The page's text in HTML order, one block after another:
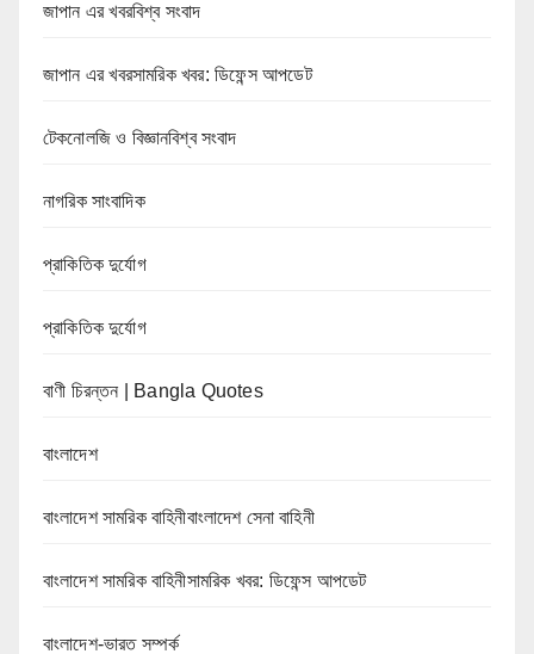
জাপান এর খবরবিশ্ব সংবাদ
জাপান এর খবরসামরিক খবর: ডিফেন্স আপডেট
টেকনোলজি ও বিজ্ঞানবিশ্ব সংবাদ
নাগরিক সাংবাদিক
প্রাকিতিক দুর্যোগ
প্রাকিতিক দুর্যোগ
বাণী চিরন্তন | Bangla Quotes
বাংলাদেশ
বাংলাদেশ সামরিক বাহিনীবাংলাদেশ সেনা বাহিনী
বাংলাদেশ সামরিক বাহিনীসামরিক খবর: ডিফেন্স আপডেট
বাংলাদেশ-ভারত সম্পর্ক